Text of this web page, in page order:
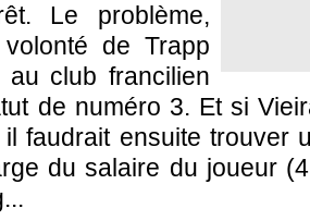
Le problème,
de Trapp
au club francilien
de numéro 3. Et si
faudrait ensuite trouver
du salaire du joueur